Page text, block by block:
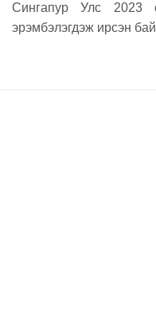
Сингапур Улс 2023
эрэмбэлэгдэж ирсэн